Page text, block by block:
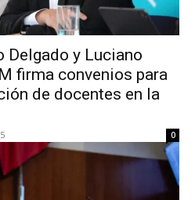
Delgado y Luciano
firma convenios para
de docentes en la
0